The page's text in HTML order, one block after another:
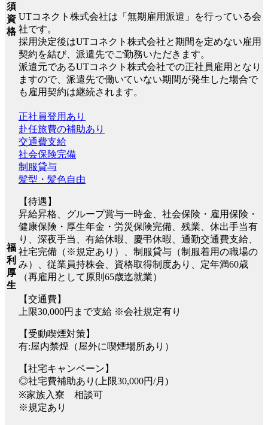
須
資
格
UTコネクト株式会社は「無期雇用派遣」を行っている会
社です。
採用決定後はUTコネクト株式会社と期間を定めない雇用
契約を結び、派遣先でご勤務いただきます。
派遣元であるUTコネクト株式会社での正社員雇用となり
ますので、派遣先で働いていない期間が発生した場合で
も雇用契約は継続されます。
福
利
厚
生
正社員登用あり
赴任旅費の補助あり
交通費支給
社会保険完備
制服貸与
髪型・髪色自由
【待遇】
昇給昇格、グループ賞与一時金、社会保険・雇用保険・
健康保険・厚生年金・労災保険完備、残業、休出手当有
り、深夜手当、有給休暇、慶弔休暇、通勤交通費支給、
社宅完備（※規定あり）、制服貸与（制服着用の職場の
み）、従業員持株会、資格取得制度あり、定年満60歳
（再雇用として原則65歳迄就業）
【交通費】
上限30,000円まで支給 ※会社規定有り
【受動喫煙対策】
有:屋内禁煙（屋外に喫煙場所あり）
【社宅キャンペーン】
◎社宅費補助あり(上限30,000円/月)
※家族入寮 相談可
※規定あり